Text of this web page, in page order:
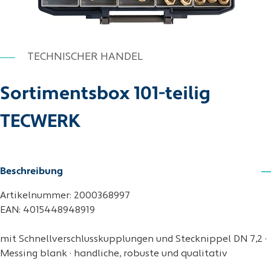
TECHNISCHER HANDEL
Sortimentsbox 101-teilig
TECWERK
Beschreibung
Artikelnummer: 2000368997
EAN: 4015448948919
mit Schnellverschlusskupplungen und Stecknippel DN 7,2 ·
Messing blank · handliche, robuste und qualitativ